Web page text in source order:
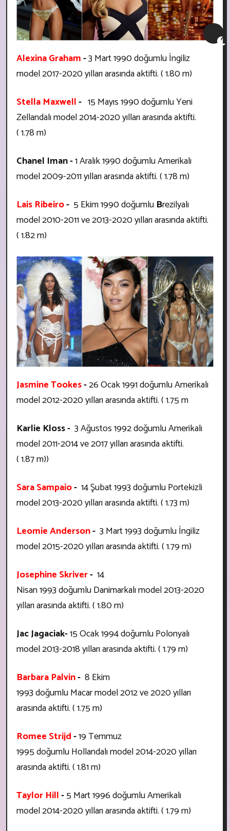
Alexina Graham-3 Mart 1990 doğumlu İngiliz
model2017-2020 yılları arasında aktifti. ( 1.80 m)
Stella Maxwell- 15 Mayıs 1990 doğumlu Yeni
Zellandalı model2014-2020 yılları arasında aktifti.
( 1.78 m)
Chanel Iman -1 Aralık 1990 doğumlu Amerikalı
model2009-2011 yılları arasında aktifti. ( 1.78 m)
Lais Ribeiro- 5 Ekim 1990 doğumlu Brezilyalı
model2010-2011 ve 2013-2020 yılları arasında aktifti.
( 1.82 m)
Jasmine Tookes-26 Ocak1991 doğumlu Amerikalı
model2012-2020 yılları arasında aktifti. ( 1.75 m
Karlie Kloss - 3 Ağustos 1992 doğumlu Amerikalı
model2011-2014 ve 2017 yılları arasında aktifti.
( 1.87 m))
Sara Sampaio- 14 Şubat 1993 doğumlu Portekizli
model2013-2020 yılları arasında aktifti. ( 1.73 m)
Leomie Anderson- 3 Mart 1993 doğumlu İngiliz
model2015-2020 yılları arasında aktifti. ( 1.79 m)
Josephine Skriver- 14
Nisan 1993 doğumlu Danimarkalı model2013-2020
yılları arasında aktifti. ( 1.80 m)
Jac Jagaciak-15 Ocak 1994 doğumlu Polonyalı
model2013-2018 yılları arasında aktifti. ( 1.79 m)
Barbara Palvin- 8 Ekim
1993 doğumlu Macar model2012 ve 2020 yılları
arasında aktifti. ( 1.75 m)
Romee Strijd-19 Temmuz
1995 doğumlu Hollandalı model2014-2020 yılları
arasında aktifti. ( 1.81 m)
Taylor Hill-5 Mart 1996 doğumlu Amerikalı
model2014-2020 yılları arasında aktifti. ( 1.79 m)